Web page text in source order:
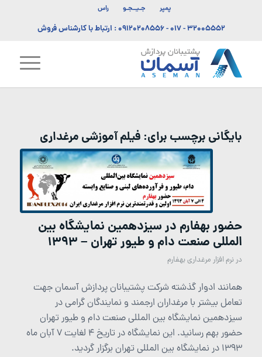
پمپر جـیــجـو راس
۳۲۰۰۵۵۵۲ - ۰۱۷ -۰۹۱۲۰۲۰۸۵۵۶: ارتباط با کارشناس فروش
بایگانی برچسب برای:فیلم آموزشی مرغداری
حضور بهفارم در سیزدهمین نمایشگاه بین
المللی صنعت دام و طیور تهران – ۱۳۹۳
درنرم افزار مرغداری بهفارم
همانند ادوار گذشته شرکت پشتیبانان پردازش آسمان جهت
تعامل بیشتر با مرغداران ارجمند و نمایندگان گرامی در
سیزدهمین نمایشگاه بین المللی صنعت دام و طیور تهران
حضور بهم رسانید. این نمایشگاه در تاریخ 4 لغایت 7 آبان ماه
1393 در نمایشگاه بین المللی تهران برگزار گردید.